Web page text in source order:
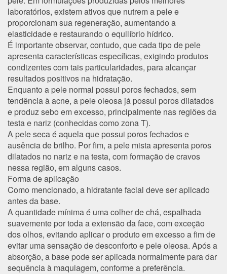
laboratórios, existem ativos que nutrem a pele e
proporcionam sua regeneração, aumentando a
elasticidade e restaurando o equilíbrio hídrico.
É importante observar, contudo, que cada tipo de pele
apresenta características específicas, exigindo produtos
condizentes com tais particularidades, para alcançar
resultados positivos na hidratação.
Enquanto a pele normal possui poros fechados, sem
tendência à acne, a pele oleosa já possui poros dilatados
e produz sebo em excesso, principalmente nas regiões da
testa e nariz (conhecidas como zona T).
A pele seca é aquela que possui poros fechados e
ausência de brilho. Por fim, a pele mista apresenta poros
dilatados no nariz e na testa, com formação de cravos
nessa região, em alguns casos.
Forma de aplicação
Como mencionado, a hidratante facial deve ser aplicado
antes da base.
A quantidade mínima é uma colher de chá, espalhada
suavemente por toda a extensão da face, com exceção
dos olhos, evitando aplicar o produto em excesso a fim de
evitar uma sensação de desconforto e pele oleosa. Após a
absorção, a base pode ser aplicada normalmente para dar
sequência à maquiagem, conforme a preferência.